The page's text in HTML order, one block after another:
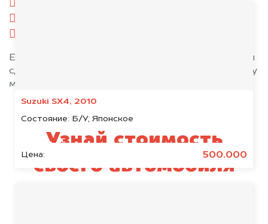
Suzuki SX4, 2010
Состояние: Б/У, Японское
Цена: 500.000
Если у вас нет всех документов, то наши юристы
сделают всё возможное, чтобы оформить сделку
максимально быстро!
Узнай стоимость
своего автомобиля